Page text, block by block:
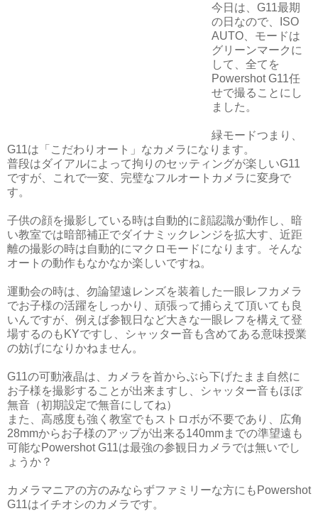
今日は、G11最期
の日なので、ISO
AUTO、モードは
グリーンマークに
して、全てを
Powershot G11任
せで撮ることにし
ました。
緑モードつまり、
G11は「こだわりオート」なカメラになります。
普段はダイアルによって拘りのセッティングが楽しいG11
ですが、これで一変、完璧なフルオートカメラに変身で
す。
子供の顔を撮影している時は自動的に顔認識が動作し、暗
い教室では暗部補正でダイナミックレンジを拡大す、近距
離の撮影の時は自動的にマクロモードになります。そんな
オートの動作もなかなか楽しいですね。
運動会の時は、勿論望遠レンズを装着した一眼レフカメラ
でお子様の活躍をしっかり、頑張って捕らえて頂いても良
いんですが、例えば参観日など大きな一眼レフを構えて登
場するのもKYですし、シャッター音も含めてある意味授業
の妨げになりかねません。
G11の可動液晶は、カメラを首からぶら下げたまま自然に
お子様を撮影することが出来ますし、シャッター音もほぼ
無音（初期設定で無音にしてね）
また、高感度も強く教室でもストロボが不要であり、広角
28mmからお子様のアップが出来る140mmまでの準望遠も
可能なPowershot G11は最強の参観日カメラでは無いでし
ょうか？
カメラマニアの方のみならずファミリーな方にもPowershot
G11はイチオシのカメラです。